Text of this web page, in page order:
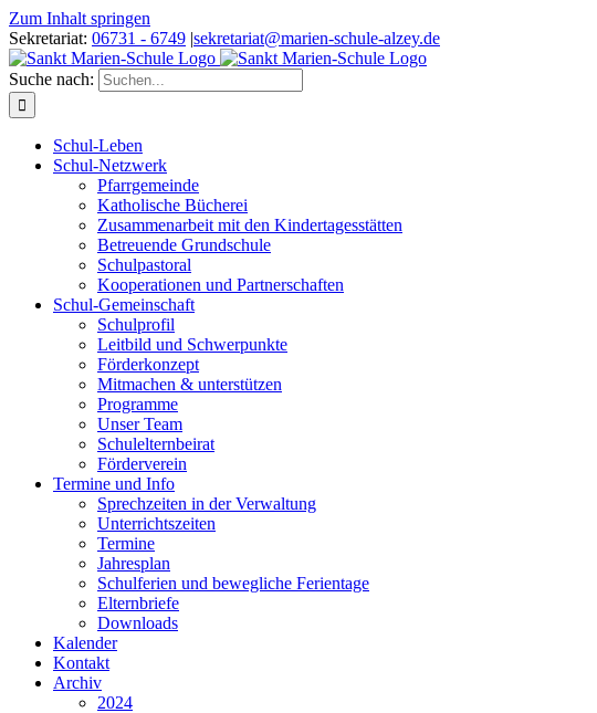
Zum Inhalt springen
Sekretariat: 06731 - 6749 |sekretariat@marien-schule-alzey.de
Suche nach:
Schul-Leben
Schul-Netzwerk
Pfarrgemeinde
Katholische Bücherei
Zusammenarbeit mit den Kindertagesstätten
Betreuende Grundschule
Schulpastoral
Kooperationen und Partnerschaften
Schul-Gemeinschaft
Schulprofil
Leitbild und Schwerpunkte
Förderkonzept
Mitmachen & unterstützen
Programme
Unser Team
Schulelternbeirat
Förderverein
Termine und Info
Sprechzeiten in der Verwaltung
Unterrichtszeiten
Termine
Jahresplan
Schulferien und bewegliche Ferientage
Elternbriefe
Downloads
Kalender
Kontakt
Archiv
2024